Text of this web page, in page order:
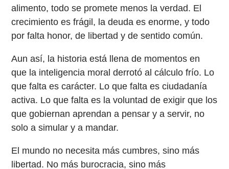
alimento, todo se promete menos la verdad. El
crecimiento es frágil, la deuda es enorme, y todo
por falta honor, de libertad y de sentido común.
Aun así, la historia está llena de momentos en
que la inteligencia moral derrotó al cálculo frío. Lo
que falta es carácter. Lo que falta es ciudadanía
activa. Lo que falta es la voluntad de exigir que los
que gobiernan aprendan a pensar y a servir, no
solo a simular y a mandar.
El mundo no necesita más cumbres, sino más
libertad. No más burocracia, sino más